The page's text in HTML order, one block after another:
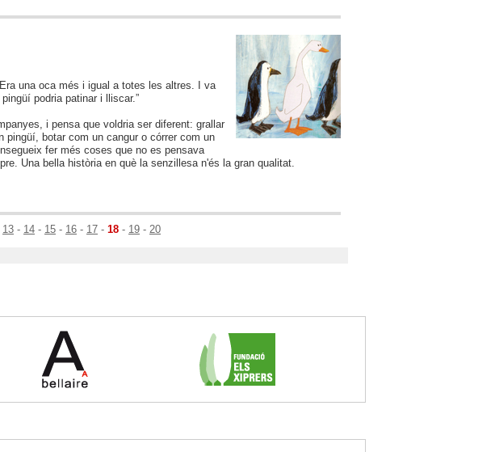
una oca més i igual a totes les altres. I va
podria patinar i lliscar.”
i pensa que voldria ser diferent: grallar
botar com un cangur o córrer com un
fer més coses que no es pensava
Una bella història en què la senzillesa n'és la gran qualitat.
13 - 14 - 15 - 16 - 17 - 18 - 19 - 20